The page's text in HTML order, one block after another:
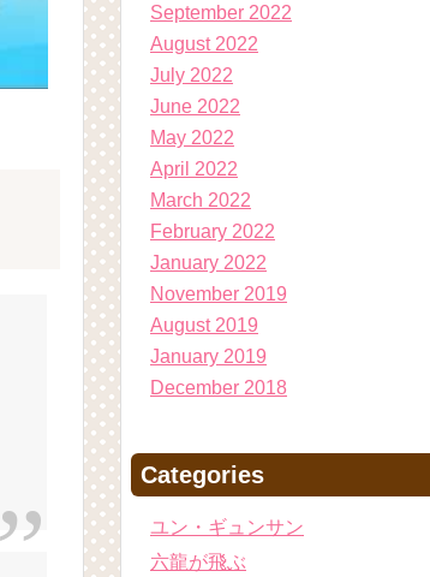
September 2022
August 2022
July 2022
June 2022
May 2022
April 2022
March 2022
February 2022
January 2022
November 2019
August 2019
January 2019
December 2018
Categories
ユン・ギュンサン
六龍が飛ぶ